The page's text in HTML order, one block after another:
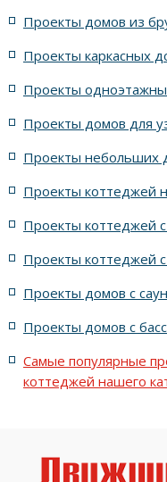
7 спален с крышей шале
жилых в стиле Райта с 5
жилых в английском
жилых в современном
с террасой и 6 комнатами
Проекты домов из
Проекты каркасных
Проекты
Проекты домов для
Проекты небольших
Проекты коттеджей
Проекты коттеджей
Проекты коттеджей
Проекты домов с
Проекты домов с
Самые популярные
коттеджей нашего